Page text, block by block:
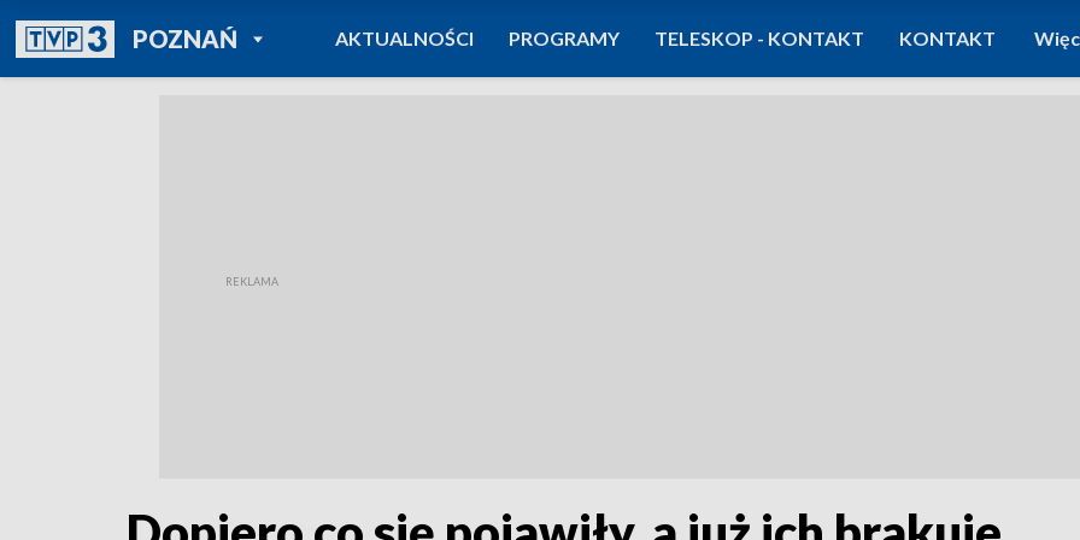
POZNAŃPOWRÓT DO
TVP REGIONY
AKTUALNOŚCI PROGRAMY TELESKOP - KONTAKT KONTAKT